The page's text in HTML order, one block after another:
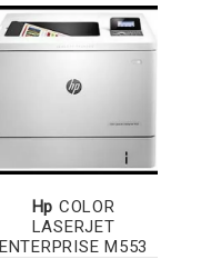
Hp COLOR
LASERJET
ENTERPRISE M553